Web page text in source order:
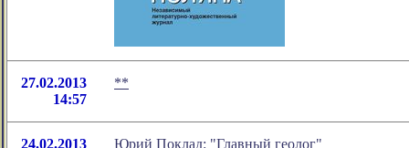
27.02.2013
14:57
**
24.02.2013 Юрий Поклад: "Главный геолог"